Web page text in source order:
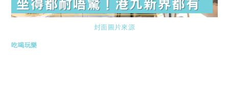
封面圖片來源
吃喝玩樂